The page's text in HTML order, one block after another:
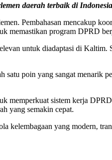
daerah terbaik di
Pembahasan mencakup
memastikan program DPRD
untuk diadaptasi di
poin yang sangat menarik
memperkuat sistem kerja
yang semakin cepat.
yang modern,